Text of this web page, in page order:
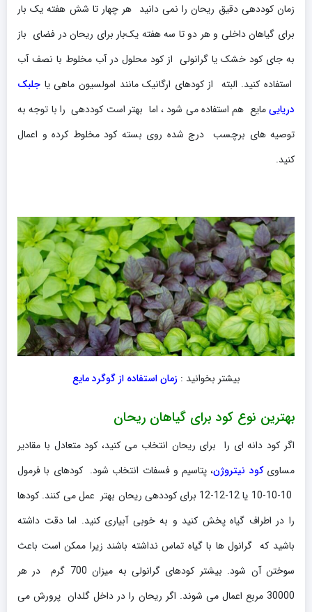
زمان کوددهی دقیق ریحان را نمی دانید هر چهار تا شش هفته یک بار
برای گیاهان داخلی و هر دو تا سه هفته یک‌بار برای ریحان در فضای باز
به جای کود خشک یا گرانولی از کود محلول در آب مخلوط با نصف آب
استفاده کنید. البته از کودهای ارگانیک مانند امولسیون ماهی یا جلبک
دریاییمایع هم استفاده می شود ، اما بهتر است کوددهی را با توجه به
توصیه های برچسب درج شده روی بسته کود مخلوط کرده و اعمال
کنید.
بیشتر بخوانید :زمان استفاده از گوگرد مایع
بهترین نوع کود برای گیاهان ریحان
اگر کود دانه ای را برای ریحان انتخاب می کنید، کود متعادل با مقادیر
مساویکود نیتروژن، پتاسیم و فسفات انتخاب شود. کودهای با فرمول
10-10-10 یا 12-12-12 برای کوددهی ریحان بهتر عمل می کنند. کودها
را در اطراف گیاه پخش کنید و به خوبی آبیاری کنید. اما دقت داشته
باشید که گرانول ها با گیاه تماس نداشته باشند زیرا ممکن است باعث
سوختن آن شود. بیشتر کودهای گرانولی به میزان 700 گرم در هر
30000 مربع اعمال می شوند. اگر ریحان را در داخل گلدان پرورش می